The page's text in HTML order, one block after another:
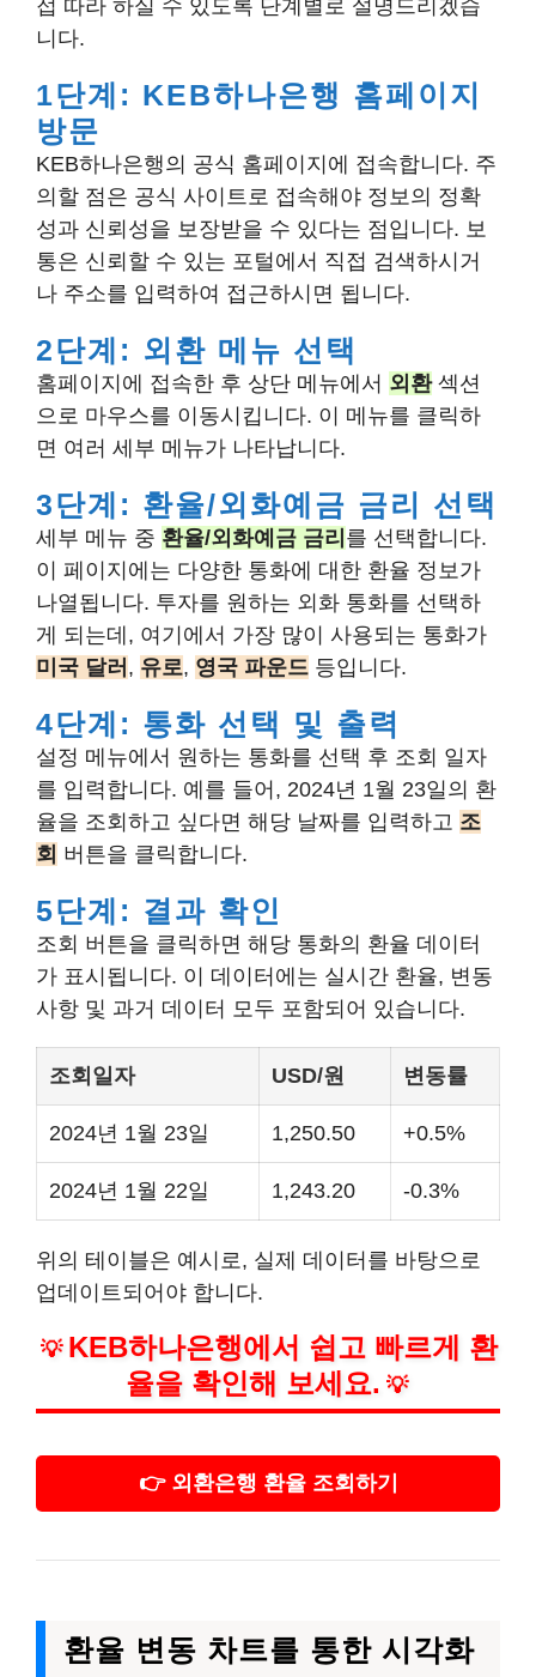
접 따라 하실 수 있도록 단계별로 설명드리겠습
니다.
1단계: KEB하나은행 홈페이지
방문
KEB하나은행의 공식 홈페이지에 접속합니다. 주
의할 점은 공식 사이트로 접속해야 정보의 정확
성과 신뢰성을 보장받을 수 있다는 점입니다. 보
통은 신뢰할 수 있는 포털에서 직접 검색하시거
나 주소를 입력하여 접근하시면 됩니다.
2단계: 외환 메뉴 선택
홈페이지에 접속한 후 상단 메뉴에서 외환섹션
으로 마우스를 이동시킵니다. 이 메뉴를 클릭하
면 여러 세부 메뉴가 나타납니다.
3단계: 환율/외화예금 금리 선택
세부 메뉴 중 환율/외화예금 금리 를 선택합니다.
이 페이지에는 다양한 통화에 대한 환율 정보가
나열됩니다. 투자를 원하는 외화 통화를 선택하
게 되는데, 여기에서 가장 많이 사용되는 통화가
미국 달러 , 유로, 영국 파운드 등입니다.
4단계: 통화 선택 및 출력
설정 메뉴에서 원하는 통화를 선택 후 조회 일자
를 입력합니다. 예를 들어, 2024년 1월 23일의 환
율을 조회하고 싶다면 해당 날짜를 입력하고 조
회 버튼을 클릭합니다.
5단계: 결과 확인
조회 버튼을 클릭하면 해당 통화의 환율 데이터
가 표시됩니다. 이 데이터에는 실시간 환율, 변동
사항 및 과거 데이터 모두 포함되어 있습니다.
조회일자 USD/원 변동률
2024년 1월 23일 1,250.50 +0.5%
2024년 1월 22일 1,243.20 -0.3%
위의 테이블은 예시로, 실제 데이터를 바탕으로
업데이트되어야 합니다.
💡 KEB하나은행에서 쉽고 빠르게 환
율을 확인해 보세요. 💡
👉 외환은행 환율 조회하기
환율 변동 차트를 통한 시각화